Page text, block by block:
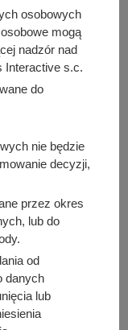
w
zapewnienia
lub w celu
prawnej, lub z
Unii
a także nie
do czasu
zamówienia;
Ochrony
gdy
są niezgodnie z
prawo do
o którym
osobowych
mogą
nadzór nad
Interactive s.c.
do
nie będzie
decyzji,
przez okres
lub do
od
danych
lub